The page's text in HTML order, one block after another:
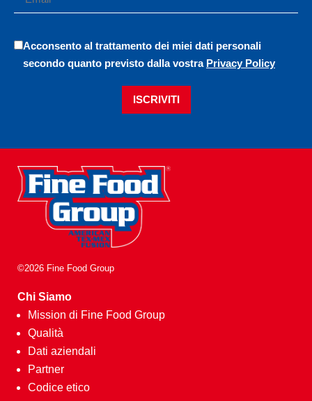
Acconsento al trattamento dei miei dati personali
secondo quanto previsto dalla vostra Privacy Policy
ISCRIVITI
©2026 Fine Food Group
Chi Siamo
Mission di Fine Food Group
Qualità
Dati aziendali
Partner
Codice etico